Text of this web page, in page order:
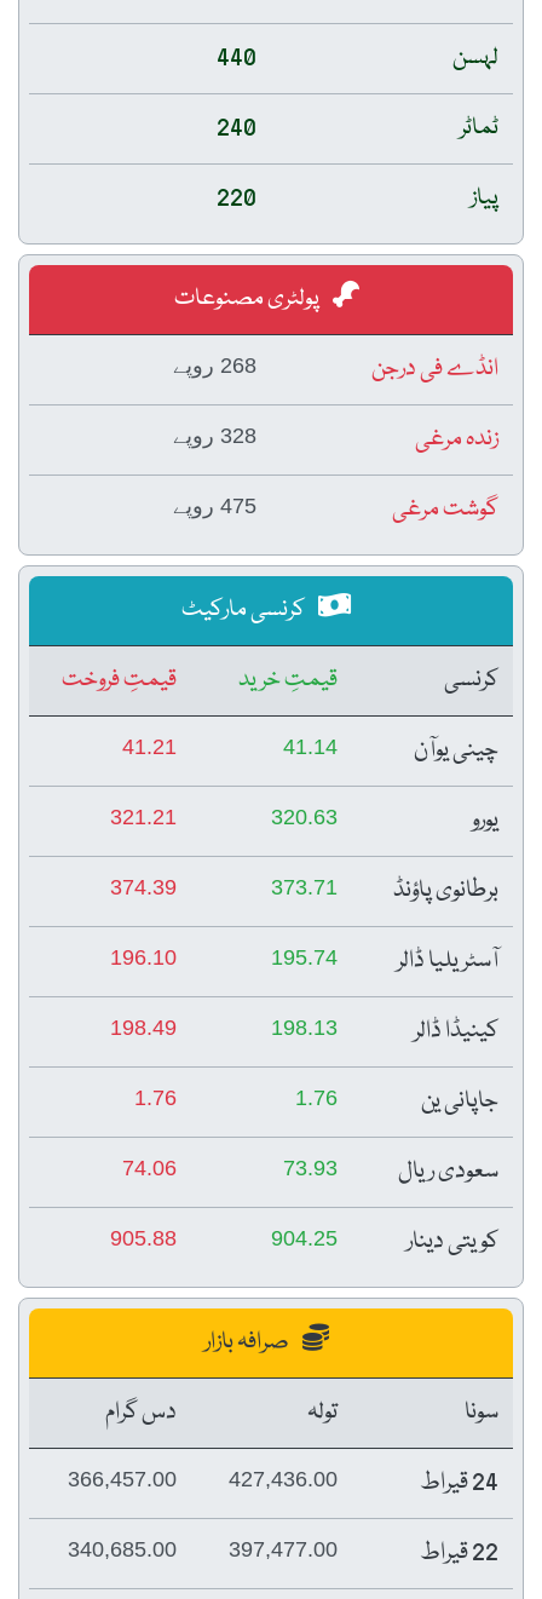
لہسن
440
ٹماٹر
240
پیاز
220
پولٹری مصنوعات
انڈے فی درجن
268 روپے
زندہ مرغی 328 روپے
گوشت مرغی 475 روپے
کرنسی مارکیٹ
کرنسی
قیمتِ خرید
قیمتِ فروخت
چینی یوآن
41.14
41.21
یورو 320.63
321.21
برطانوی پاؤنڈ 373.71
374.39
آسٹریلیا ڈالر 195.74
196.10
کینیڈا ڈالر 198.13
198.49
جاپانی ین 1.76
1.76
سعودی ریال 73.93
74.06
کویتی دینار 904.25
905.88
صرافہ بازار
سونا
تولہ
دس گرام
24 قیراط
427,436.00
366,457.00
22 قیراط 397,477.00
340,685.00